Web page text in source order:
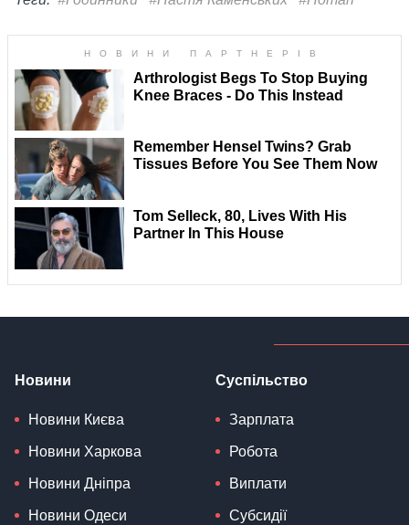
Новини
Новини Києва
Новини Харкова
Новини Дніпра
Новини Одеси
Суспільство
Зарплата
Робота
Виплати
Субсидії